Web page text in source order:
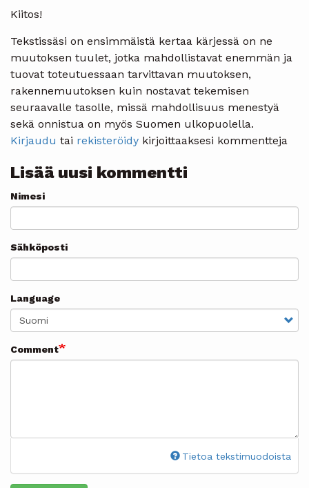
Kiitos!
Tekstissäsi on ensimmäistä kertaa kärjessä on ne
muutoksen tuulet, jotka mahdollistavat enemmän ja
tuovat toteutuessaan tarvittavan muutoksen,
rakennemuutoksen kuin nostavat tekemisen
seuraavalle tasolle, missä mahdollisuus menestyä
sekä onnistua on myös Suomen ulkopuolella.
Kirjaudu tai rekisteröidy kirjoittaaksesi kommentteja
Lisää uusi kommentti
Nimesi
Sähköposti
Language
Comment
Tietoa tekstimuodoista